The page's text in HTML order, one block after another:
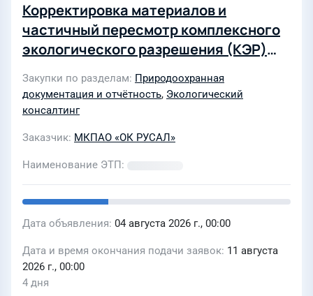
Корректировка материалов и
частичный пересмотр комплексного
экологического разрешения (КЭР)
РУСАЛ Уральский Алюминий» Филиал
АО «РУСАЛ Урал» в Каменске-
РУСАЛ Уральский Алюминиевый
завод»
Закупки по разделам Природоохранная
документация и отчётность, Экологический
консалтинг
Заказчик МКПАО «ОК РУСАЛ»
Наименование ЭТП
Дата объявления 04 августа 2026 г., 00:00
Дата и время окончания подачи заявок 11 августа
2026 г., 00:00
4 дня